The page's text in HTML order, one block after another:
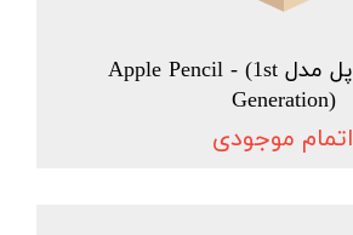
قلم لمسی اپل مدل Apple Pencil - (1st
Generation)
اتمام موجودی